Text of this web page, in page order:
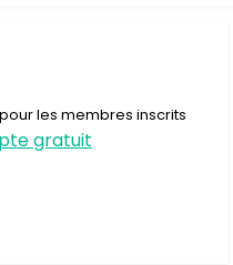
les membres inscrits
gratuit